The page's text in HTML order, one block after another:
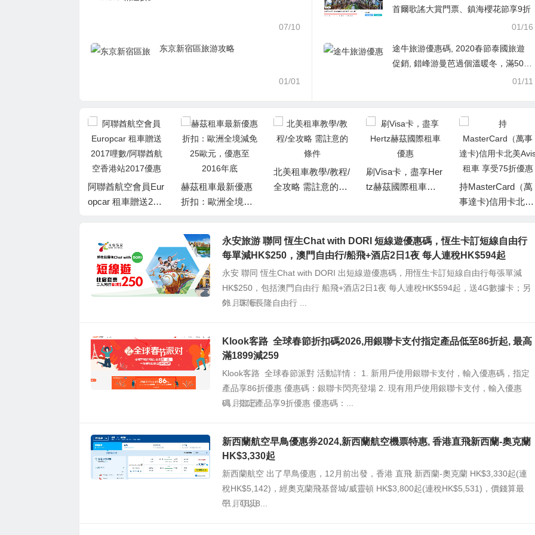
07/10
东京新宿區旅游攻略
01/01
首爾歌謠大賞門票、鎮海櫻花節享9折
01/16
途牛旅游優惠碼, 2020春節泰國旅遊
促銷, 錯峰游曼芭過個溫暖冬，滿500
01/11
赫茲租車最新優惠
折扣：歐洲全境減
北美租車教學/教程/
全攻略 需註意的條
件
刷Visa卡，盡享Her
tz赫茲國際租車優
持MasterCard（萬
7月Hertz美國租車
最全優惠碼/折扣碼/
优惠券和促销
永安旅游 聯同 恆生Chat with DORI 短線遊優惠碼，恆生卡訂短線自由行
每單減HK$250，澳門自由行/船飛+酒店2日1夜 每人連稅HK$594起
永安 聯同 恆生Chat with DORI 出短線遊優惠碼，用恆生卡訂短線自由行每張單減
HK$250，包括澳門自由行 船飛+酒店2日1夜 每人連稅HK$594起，送4G數據卡；另
外，珠海長隆自由行 ...
01月27日
Klook客路 全球春節折扣碼2026,用銀聯卡支付指定產品低至86折起, 最高
滿1899減259
Klook客路 全球春節派對 活動詳情： 1. 新用戶使用銀聯卡支付，輸入優惠碼，指定
產品享86折優惠 優惠碼：銀聯卡閃亮登場 2. 現有用戶使用銀聯卡支付，輸入優惠
碼，指定產品享9折優惠 優惠碼：...
01月21日
新西蘭航空早鳥優惠券2024,新西蘭航空機票特惠, 香港直飛新西蘭-奧克蘭
HK$3,330起
新西蘭航空 出了早鳥優惠，12月前出發，香港 直飛 新西蘭-奧克蘭 HK$3,330起(連
稅HK$5,142)，經奧克蘭飛基督城/威靈頓 HK$3,800起(連稅HK$5,531)，價錢算最
平，可以8...
01月18日